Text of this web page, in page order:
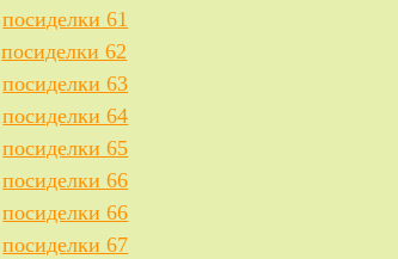
посиделки 61
посиделки 62
посиделки 63
посиделки 64
посиделки 65
посиделки 66
посиделки 66
посиделки 67